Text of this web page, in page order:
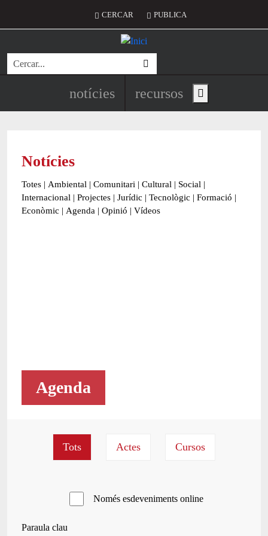
Menú del compte d'usuari
CERCAR PUBLICA
Cerca
Navegació principal de
notícies recursos Show main menu
Notícies
Totes | Ambiental | Comunitari | Cultural | Social |
Internacional | Projectes | Jurídic | Tecnològic | Formació |
Econòmic | Agenda | Opinió | Vídeos
Agenda
Només esdeveniments online
Paraula clau